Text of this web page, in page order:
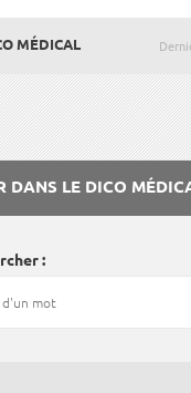
MÉDICAL
DANS LE DICO